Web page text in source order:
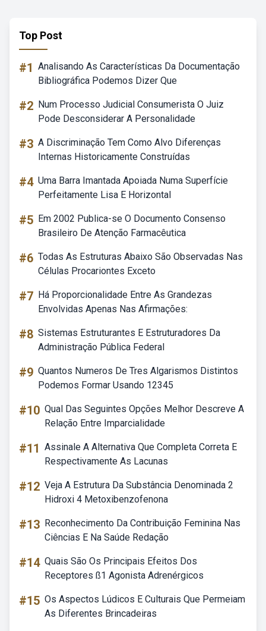
Top Post
#1 Analisando As Características Da Documentação
Bibliográfica Podemos Dizer Que
#2 Num Processo Judicial Consumerista O Juiz
Pode Desconsiderar A Personalidade
#3 A Discriminação Tem Como Alvo Diferenças
Internas Historicamente Construídas
#4 Uma Barra Imantada Apoiada Numa Superfície
Perfeitamente Lisa E Horizontal
#5 Em 2002 Publica-se O Documento Consenso
Brasileiro De Atenção Farmacêutica
#6 Todas As Estruturas Abaixo São Observadas Nas
Células Procariontes Exceto
#7 Há Proporcionalidade Entre As Grandezas
Envolvidas Apenas Nas Afirmações:
#8 Sistemas Estruturantes E Estruturadores Da
Administração Pública Federal
#9 Quantos Numeros De Tres Algarismos Distintos
Podemos Formar Usando 12345
#10 Qual Das Seguintes Opções Melhor Descreve A
Relação Entre Imparcialidade
#11 Assinale A Alternativa Que Completa Correta E
Respectivamente As Lacunas
#12 Veja A Estrutura Da Substância Denominada 2
Hidroxi 4 Metoxibenzofenona
#13 Reconhecimento Da Contribuição Feminina Nas
Ciências E Na Saúde Redação
#14 Quais São Os Principais Efeitos Dos
Receptores ß1 Agonista Adrenérgicos
#15 Os Aspectos Lúdicos E Culturais Que Permeiam
As Diferentes Brincadeiras